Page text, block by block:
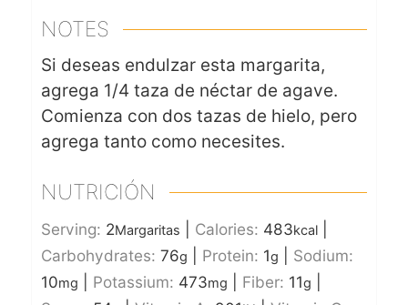
NOTES
Si deseas endulzar esta margarita,
agrega 1/4 taza de néctar de agave.
Comienza con dos tazas de hielo, pero
agrega tanto como necesites.
NUTRICIÓN
Serving: 2Margaritas Calories: 483kcal|
Carbohydrates: 76g Protein: 1g
Sodium:
10mg Potassium: 473mg Fiber: 11g